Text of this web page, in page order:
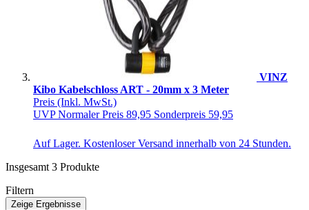
VINZ
Kibo Kabelschloss ART - 20mm x 3 Meter
Preis (Inkl. MwSt.)
UVPNormaler Preis 89,95 Sonderpreis 59,95
Auf Lager. Kostenloser Versand innerhalb von 24 Stunden.
Insgesamt 3 Produkte
Filtern
Zeige Ergebnisse